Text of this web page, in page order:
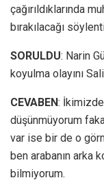
çağırıldıklarında
bırakılacağı
SORULDU: Narin
koyulma olayını
CEVABEN:
düşünmüyorum
var ise bir de o
ben arabanın arka
bilmiyorum.